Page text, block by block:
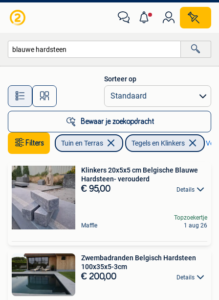
Alle afstanden…
Sorteer op
Bewaar je zoekopdracht
Filters Tuin en Terras Tegels en Klinkers
Klinkers 20x5x5 cm Belgische Blauwe
Hardsteen- verouderd
€ 95,00 Details
Maffle
Topzoekertje
1 aug 26
Zwembadranden Belgisch Hardsteen
100x35x5-3cm
€ 200,00 Details